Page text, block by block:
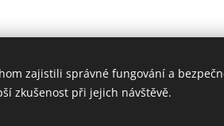
www.ackermann-gemeinde.cz
zajistili správné fungování a
zkušenost při jejich návštěvě.